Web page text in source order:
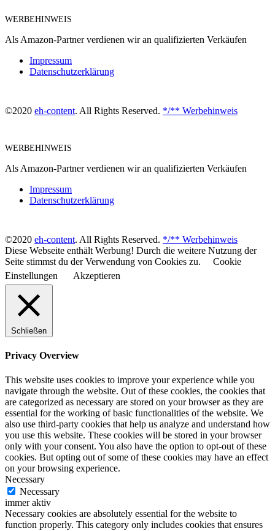
WERBEHINWEIS
Als Amazon-Partner verdienen wir an qualifizierten Verkäufen
Impressum
Datenschutzerklärung
©2020 eh-content. All Rights Reserved. */** Werbehinweis
WERBEHINWEIS
Als Amazon-Partner verdienen wir an qualifizierten Verkäufen
Impressum
Datenschutzerklärung
©2020 eh-content. All Rights Reserved. */** Werbehinweis
Diese Webseite enthält Werbung! Durch die weitere Nutzung der
Seite stimmst du der Verwendung von Cookies zu.
Cookie
Einstellungen
Akzeptieren
Schließen
Privacy Overview
This website uses cookies to improve your experience while you
navigate through the website. Out of these cookies, the cookies that
are categorized as necessary are stored on your browser as they are
essential for the working of basic functionalities of the website. We
also use third-party cookies that help us analyze and understand how
you use this website. These cookies will be stored in your browser
only with your consent. You also have the option to opt-out of these
cookies. But opting out of some of these cookies may have an effect
on your browsing experience.
Necessary
Necessary
immer aktiv
Necessary cookies are absolutely essential for the website to
function properly. This category only includes cookies that ensures